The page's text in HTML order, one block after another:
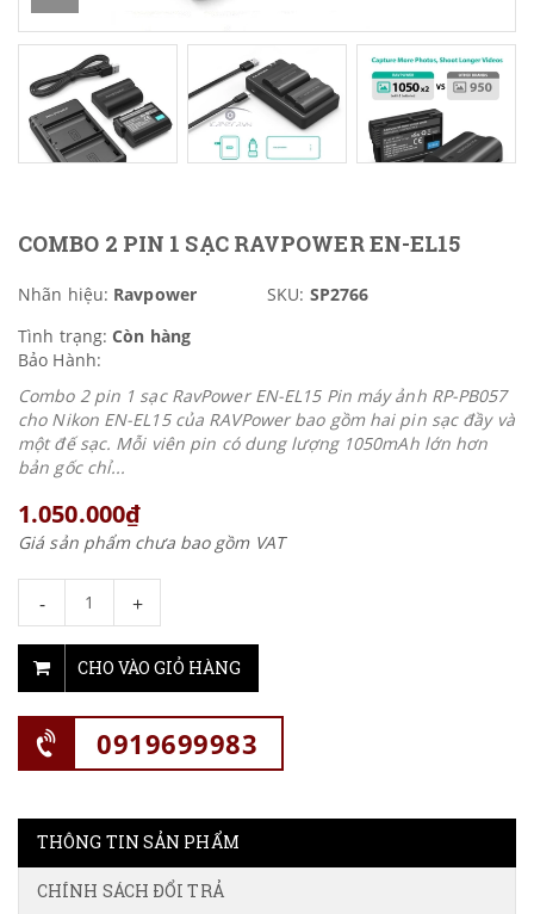
COMBO 2 PIN 1 SẠC RAVPOWER EN-EL15
Nhãn hiệu: Ravpower SKU: SP2766
Tình trạng: Còn hàng
Bảo Hành:
Combo 2 pin 1 sạc RavPower EN-EL15 Pin máy ảnh RP-PB057
cho Nikon EN-EL15 của RAVPower bao gồm hai pin sạc đầy và
một đế sạc. Mỗi viên pin có dung lượng 1050mAh lớn hơn
bản gốc chỉ...
1.050.000₫
Giá sản phẩm chưa bao gồm VAT
- +
CHO VÀO GIỎ HÀNG
0919699983
THÔNG TIN SẢN PHẨM
CHÍNH SÁCH ĐỔI TRẢ